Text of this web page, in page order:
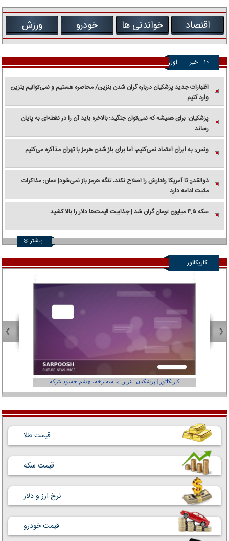
اقتصاد خواندنی ها خودرو ورزش
۱۰ خبر اول
اظهارات جدید پزشکیان درباره گران شدن بنزین/ محاصره هستیم و نمی‌توانیم بنزین
وارد کنیم
پزشکیان: برای همیشه که نمی‌توان جنگید؛ بالاخره باید آن را در نقطه‌ای به پایان
رساند
ونس: به ایران اعتماد نمی‌کنیم، اما برای باز شدن هرمز با تهران مذاکره می‌کنیم
ذوالقدر: تا آمریکا رفتارش را اصلاح نکند، تنگه هرمز باز نمی‌شود| عمان: مذاکرات
مثبت ادامه دارد
سکه ۴.۵ میلیون تومان گران شد | جذابیت قیمت‌ها دلار را بالا کشید
بیشتر
کاریکاتور
کاریکاتور | پزشکیان: بنزین ما سه‌نرخه، چشم حسود بترکه
قیمت طلا
قیمت سکه
نرخ ارز و دلار
قیمت خودرو